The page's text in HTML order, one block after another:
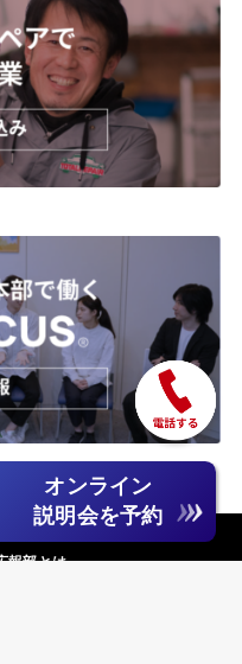
報部とは
オンライン
説明会を予約